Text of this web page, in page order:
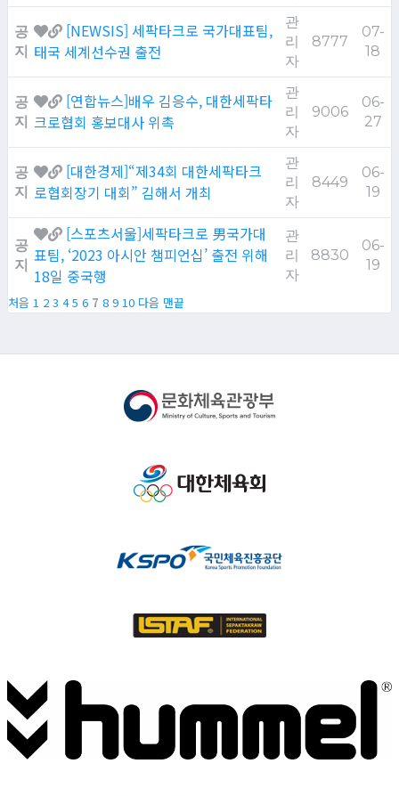
공
지
[NEWSIS] 세팍타크로 국가대표팀,
태국 세계선수권 출전
관
리
자
8777
07-
18
공
지
[연합뉴스]배우 김응수, 대한세팍타
크로협회 홍보대사 위촉
관
리
자
9006
06-
27
공
지
[대한경제]“제34회 대한세팍타크
로협회장기 대회” 김해서 개최
관
리
자
8449
06-
19
공
지
[스포츠서울]세팍타크로 男국가대
표팀, ‘2023 아시안 챔피언십’ 출전 위해
18일 중국행
관
리
자
8830
06-
19
처음 1 2 3 4 5 6 7 8 9 10 다음 맨끝